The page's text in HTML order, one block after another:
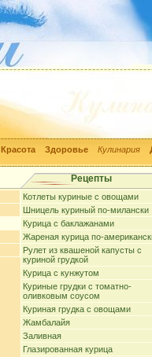
Красота Здоровье Кулинария
Рецепты
Котлеты куриные с овощами
Шницель куриный по-милански
Курица с баклажанами
Жареная курица по-
Рулет из квашеной капусты с
куриной грудкой
Курица с кунжутом
Куриные грудки с томатно-
оливковым соусом
Куриная грудка с овощами
Жамбалайя
Заливная
Глазированная курица